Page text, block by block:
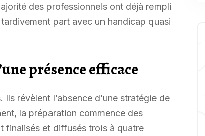
des professionnels ont déjà rempli
part avec un handicap quasi
présence efficace
révèlent l’absence d’une stratégie de
la préparation commence des
finalisés et diffusés trois à quatre